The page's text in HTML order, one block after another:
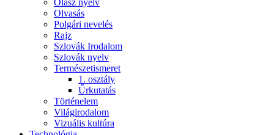
Olasz nyelv
Olvasás
Polgári nevelés
Rajz
Szlovák Irodalom
Szlovák nyelv
Természetismeret
1. osztály
Űrkutatás
Történelem
Világirodalom
Vizuális kultúra